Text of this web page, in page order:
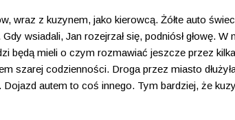
z kuzynem, jako kierowcą. Żółte auto
wsiadali, Jan rozejrzał się, podniósł głowę. W
będą mieli o czym rozmawiać jeszcze przez
szarej codzienności. Droga przez miasto
autem to coś innego. Tym bardziej, że